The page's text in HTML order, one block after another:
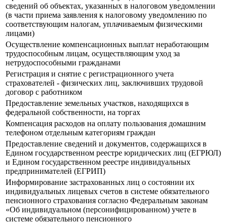
сведений об объектах, указанных в налоговом уведомлении
(в части приема заявления к налоговому уведомлению по
соответствующим налогам, уплачиваемым физическими
лицами)
Осуществление компенсационных выплат неработающим
трудоспособным лицам, осуществляющим уход за
нетрудоспособными гражданами
Регистрация и снятие с регистрационного учета
страхователей - физических лиц, заключивших трудовой
договор с работником
Предоставление земельных участков, находящихся в
федеральной собственности, на торгах
Компенсация расходов на оплату пользования домашним
телефоном отдельным категориям граждан
Предоставление сведений и документов, содержащихся в
Едином государственном реестре юридических лиц (ЕГРЮЛ)
и Едином государственном реестре индивидуальных
предпринимателей (ЕГРИП)
Информирование застрахованных лиц о состоянии их
индивидуальных лицевых счетов в системе обязательного
пенсионного страхования согласно Федеральным законам
«Об индивидуальном (персонифицированном) учете в
системе обязательного пенсионного